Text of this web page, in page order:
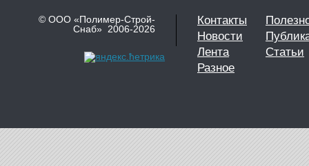
© ООО «Полимер-Строй-
Снаб» 2006-2026
Контакты
Новости
Лента
Статьи
Разное